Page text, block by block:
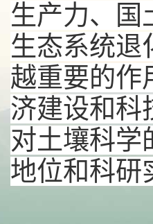
生产力、国
生态系统退
越重要的作
济建设和科
对土壤科学
地位和科研